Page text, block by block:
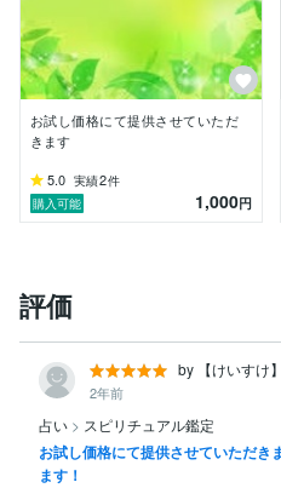
お試し価格にて提供させていただ
きます
5.0 実績2件
購入可能
1,000円
評価
by 【けいすけ】
2年前
占い > スピリチュアル鑑定
お試し価格にて提供させていただき
ます！